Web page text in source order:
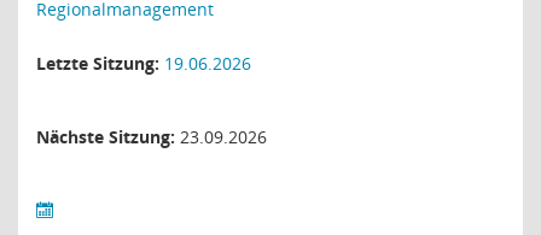
Regionalmanagement
Letzte Sitzung: 19.06.2026
Nächste Sitzung: 23.09.2026